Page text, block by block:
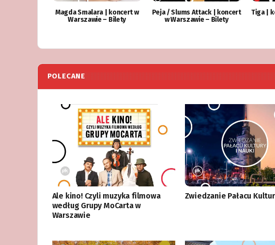
Magda Smalara | koncert w
Warszawie – Bilety
Peja / Slums Attack | koncert
w Warszawie – Bilety
Tiga |
POLECANE
Ale kino! Czyli muzyka filmowa
według Grupy MoCarta w
Warszawie
Zwiedzanie Pałacu